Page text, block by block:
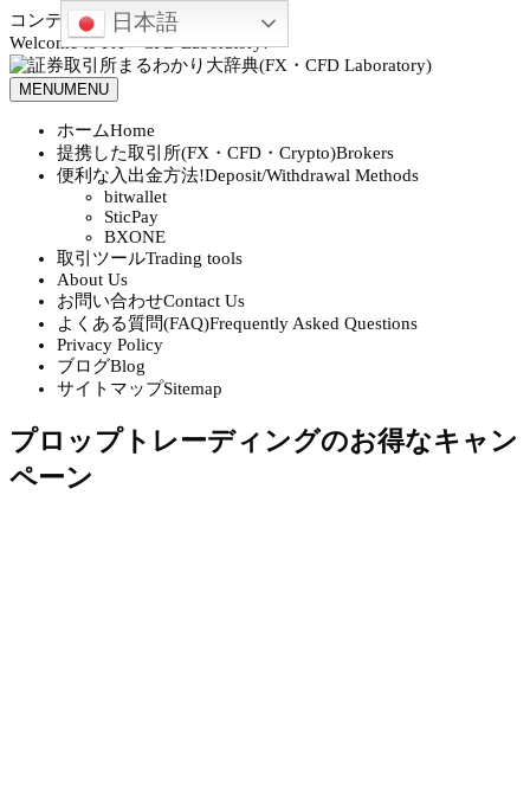
コンテンツへスキップ
Welcome to FX・CFD Laboratory!
MENUMENU
ホームHome
提携した取引所(FX・CFD・Crypto)Brokers
便利な入出金方法!Deposit/Withdrawal Methods
bitwallet
SticPay
BXONE
取引ツールTrading tools
About Us
お問い合わせContact Us
よくある質問(FAQ)Frequently Asked Questions
Privacy Policy
ブログBlog
サイトマップSitemap
プロップトレーディングのお得なキャン
ペーン
日本語